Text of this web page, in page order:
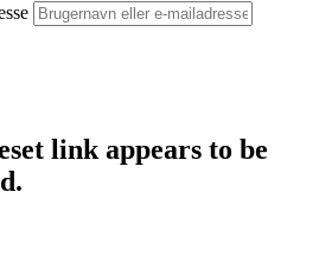
link appears to be